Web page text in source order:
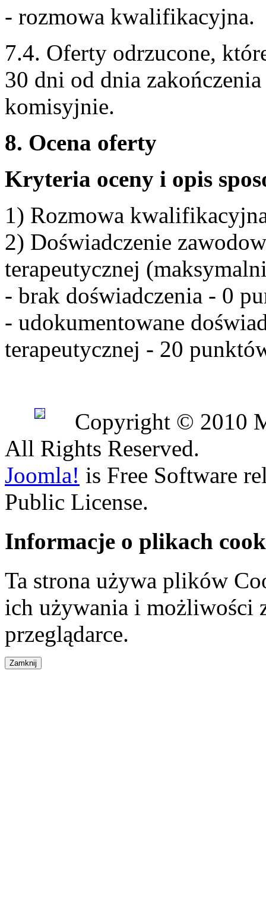
- rozmowa kwalifikacyjna.
7.4. Oferty odrzucone,
30 dni od dnia
komisyjnie.
8. Ocena oferty
Kryteria oceny i opis
1) Rozmowa
2) Doświadczenie
terapeutycznej
- brak doświadczenia - 0
- udokumentowane
terapeutycznej - 20
Copyright © 2010
All Rights Reserved.
Joomla! is Free Software
Public License.
Informacje o plikach
Ta strona używa plików
ich używania i możliwości
przeglądarce.